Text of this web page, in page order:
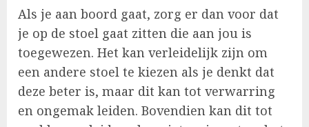
Als je aan boord gaat, zorg er dan voor dat
je op de stoel gaat zitten die aan jou is
toegewezen. Het kan verleidelijk zijn om
een andere stoel te kiezen als je denkt dat
deze beter is, maar dit kan tot verwarring
en ongemak leiden. Bovendien kan dit tot